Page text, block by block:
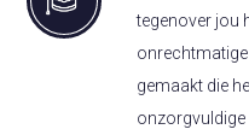
tegenover jou
gemaakt die
onzorgvuldige